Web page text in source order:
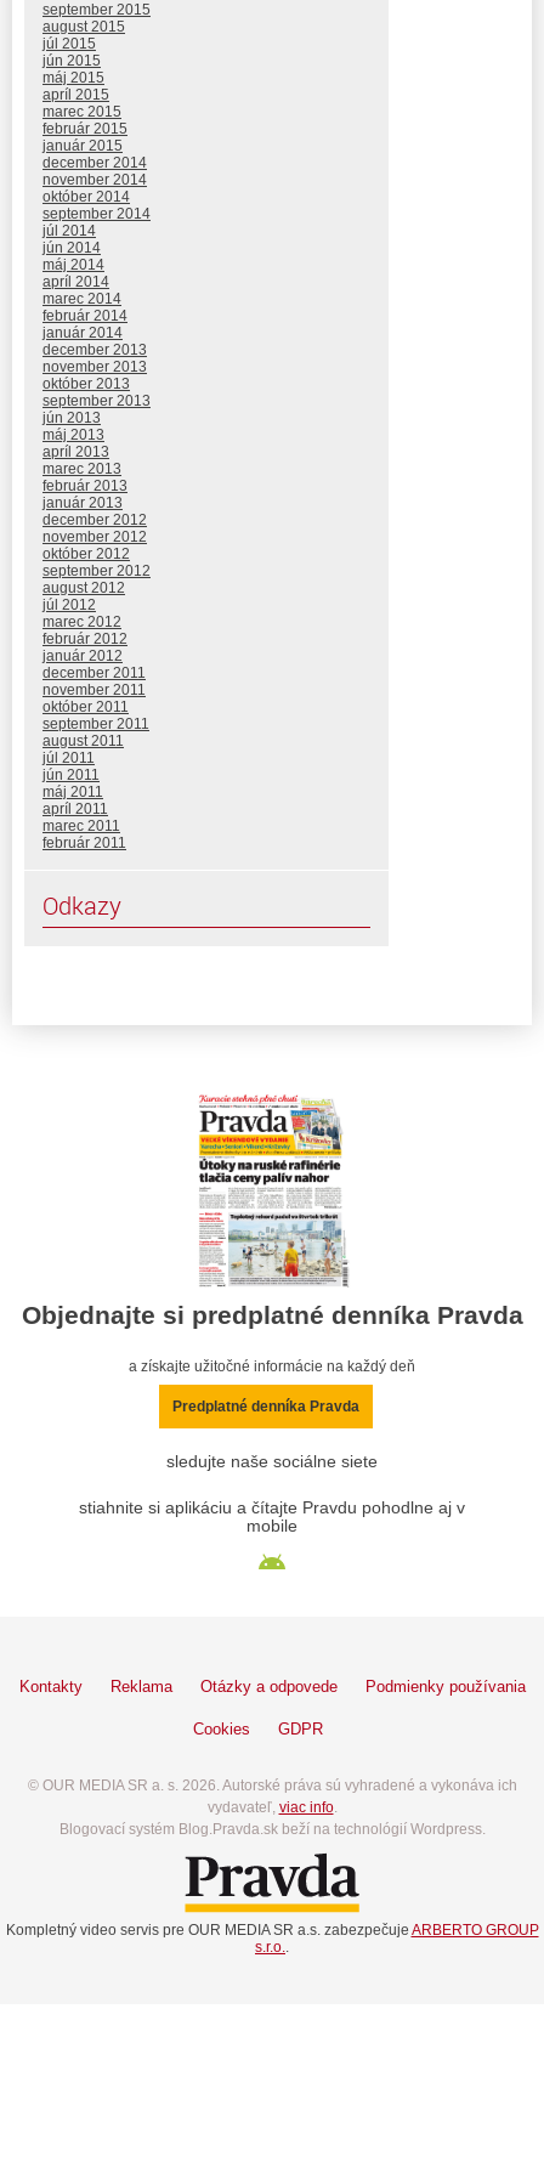
september 2015
august 2015
júl 2015
jún 2015
máj 2015
apríl 2015
marec 2015
február 2015
január 2015
december 2014
november 2014
október 2014
september 2014
júl 2014
jún 2014
máj 2014
apríl 2014
marec 2014
február 2014
január 2014
december 2013
november 2013
október 2013
september 2013
jún 2013
máj 2013
apríl 2013
marec 2013
február 2013
január 2013
december 2012
november 2012
október 2012
september 2012
august 2012
júl 2012
marec 2012
február 2012
január 2012
december 2011
november 2011
október 2011
september 2011
august 2011
júl 2011
jún 2011
máj 2011
apríl 2011
marec 2011
február 2011
Odkazy
Objednajte si predplatné denníka Pravda
a získajte užitočné informácie na každý deň
Predplatné denníka Pravda
sledujte naše sociálne siete
stiahnite si aplikáciu a čítajte Pravdu pohodlne aj v
mobile
Kontakty Reklama Otázky a odpovede Podmienky používania
Cookies GDPR
© OUR MEDIA SR a. s. 2026. Autorské práva sú vyhradené a vykonáva ich
vydavateľ, viac info.
Blogovací systém Blog.Pravda.sk beží na technológií Wordpress.
Kompletný video servis pre OUR MEDIA SR a.s. zabezpečuje ARBERTO GROUP
s.r.o.